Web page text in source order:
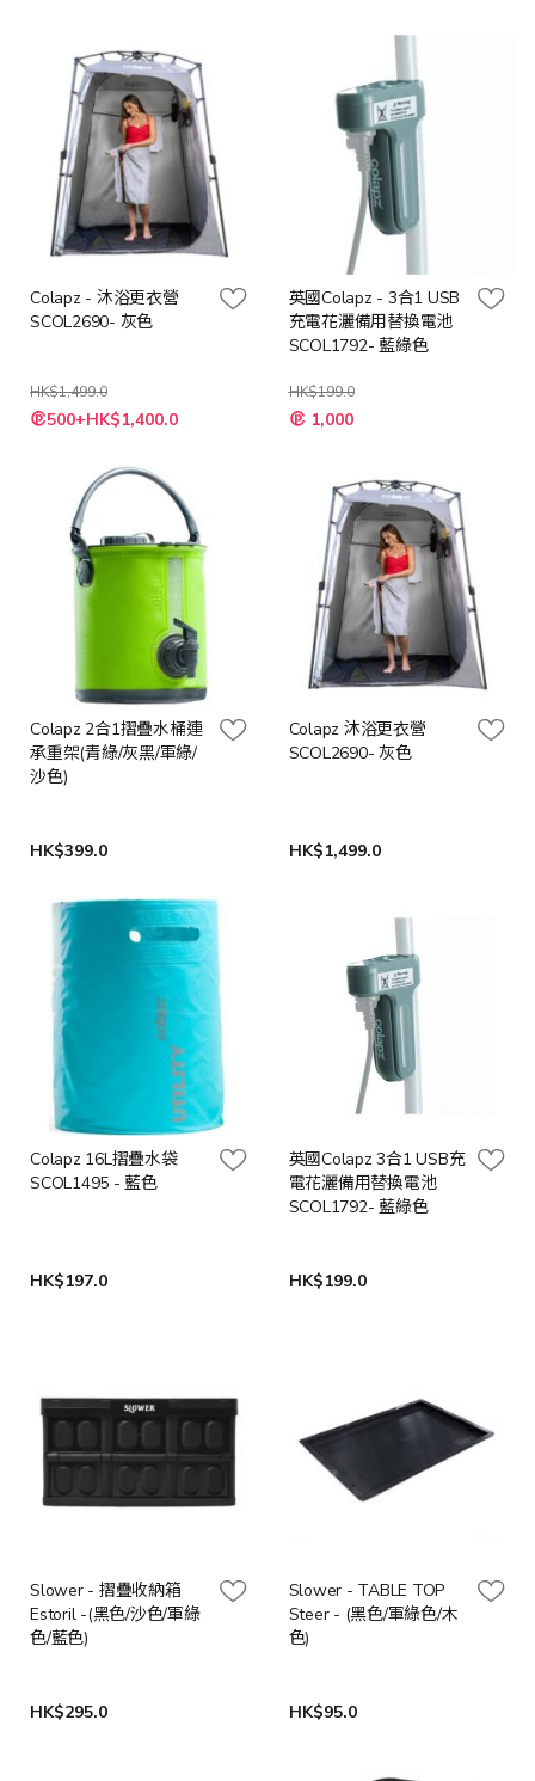
Colapz - 沐浴更衣營
SCOL2690- 灰色
HK$1,499.0
特
殊 500+HK$1,400.0
英國Colapz - 3合1 USB
充電花灑備用替換電池
SCOL1792- 藍綠色
HK$199.0
特
殊 1,000
Colapz 2合1摺疊水桶連
承重架(青綠/灰黑/軍綠/
沙色)
HK$399.0
Colapz 沐浴更衣營
SCOL2690- 灰色
HK$1,499.0
Colapz 16L摺疊水袋
SCOL1495 - 藍色
HK$197.0
英國Colapz 3合1 USB充
電花灑備用替換電池
SCOL1792- 藍綠色
HK$199.0
Slower - 摺疊收納箱
Estoril -(黑色/沙色/軍綠
色/藍色)
HK$295.0
Slower - TABLE TOP
Steer - (黑色/軍綠色/木
色)
HK$95.0